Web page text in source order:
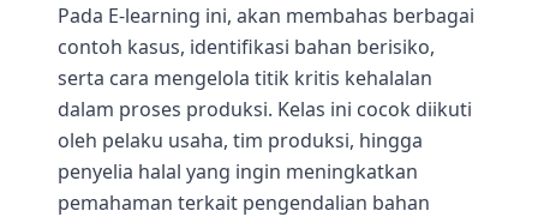
Pada E-learning ini, akan membahas berbagai
contoh kasus, identifikasi bahan berisiko,
serta cara mengelola titik kritis kehalalan
dalam proses produksi. Kelas ini cocok diikuti
oleh pelaku usaha, tim produksi, hingga
penyelia halal yang ingin meningkatkan
pemahaman terkait pengendalian bahan